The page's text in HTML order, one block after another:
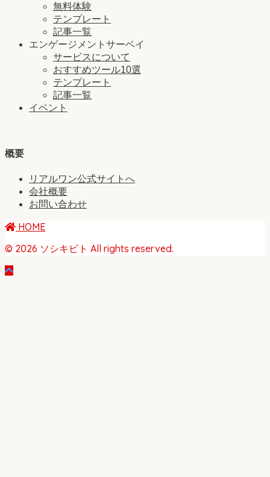
無料体験
テンプレート
記事一覧
エンゲージメントサーベイ
サービスについて
おすすめツール10選
テンプレート
記事一覧
イベント
概要
リアルワン公式サイトへ
会社概要
お問い合わせ
HOME
© 2026 ソシキビト All rights reserved.